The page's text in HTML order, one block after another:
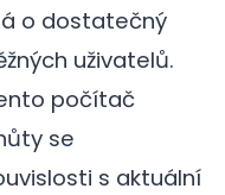
o dostatečný
uživatelů.
počítač
se
s aktuální